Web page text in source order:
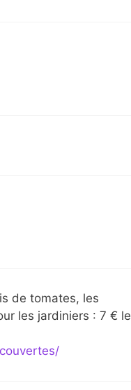
de tomates, les
les jardiniers : 7 € le